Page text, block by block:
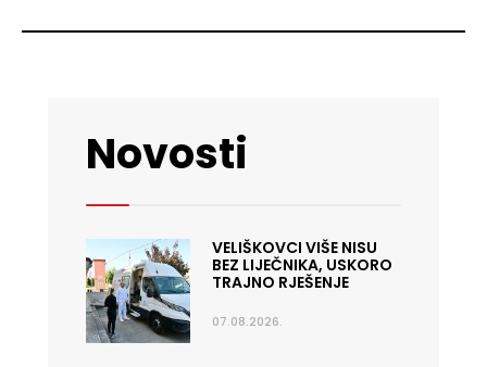
Novosti
VELIŠKOVCI VIŠE NISU
BEZ LIJEČNIKA, USKORO
TRAJNO RJEŠENJE
07.08.2026.